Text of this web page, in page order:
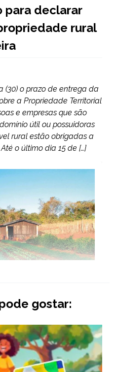
para declarar
rural
(30) o prazo de entrega da
a Propriedade Territorial
e empresas que são
útil ou possuidoras
rural estão obrigadas a
o último dia 15 de […]
gostar: